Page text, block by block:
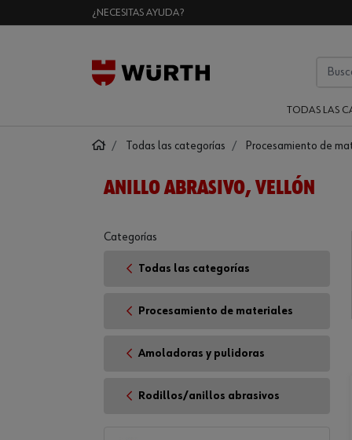
¿NECESITAS AYUDA?
TODAS LAS
Todas las categorías Procesamiento de
ANILLO ABRASIVO, VELLÓN
Categorías
Todas las categorías
Procesamiento de materiales
Amoladoras y pulidoras
Rodillos/anillos abrasivos